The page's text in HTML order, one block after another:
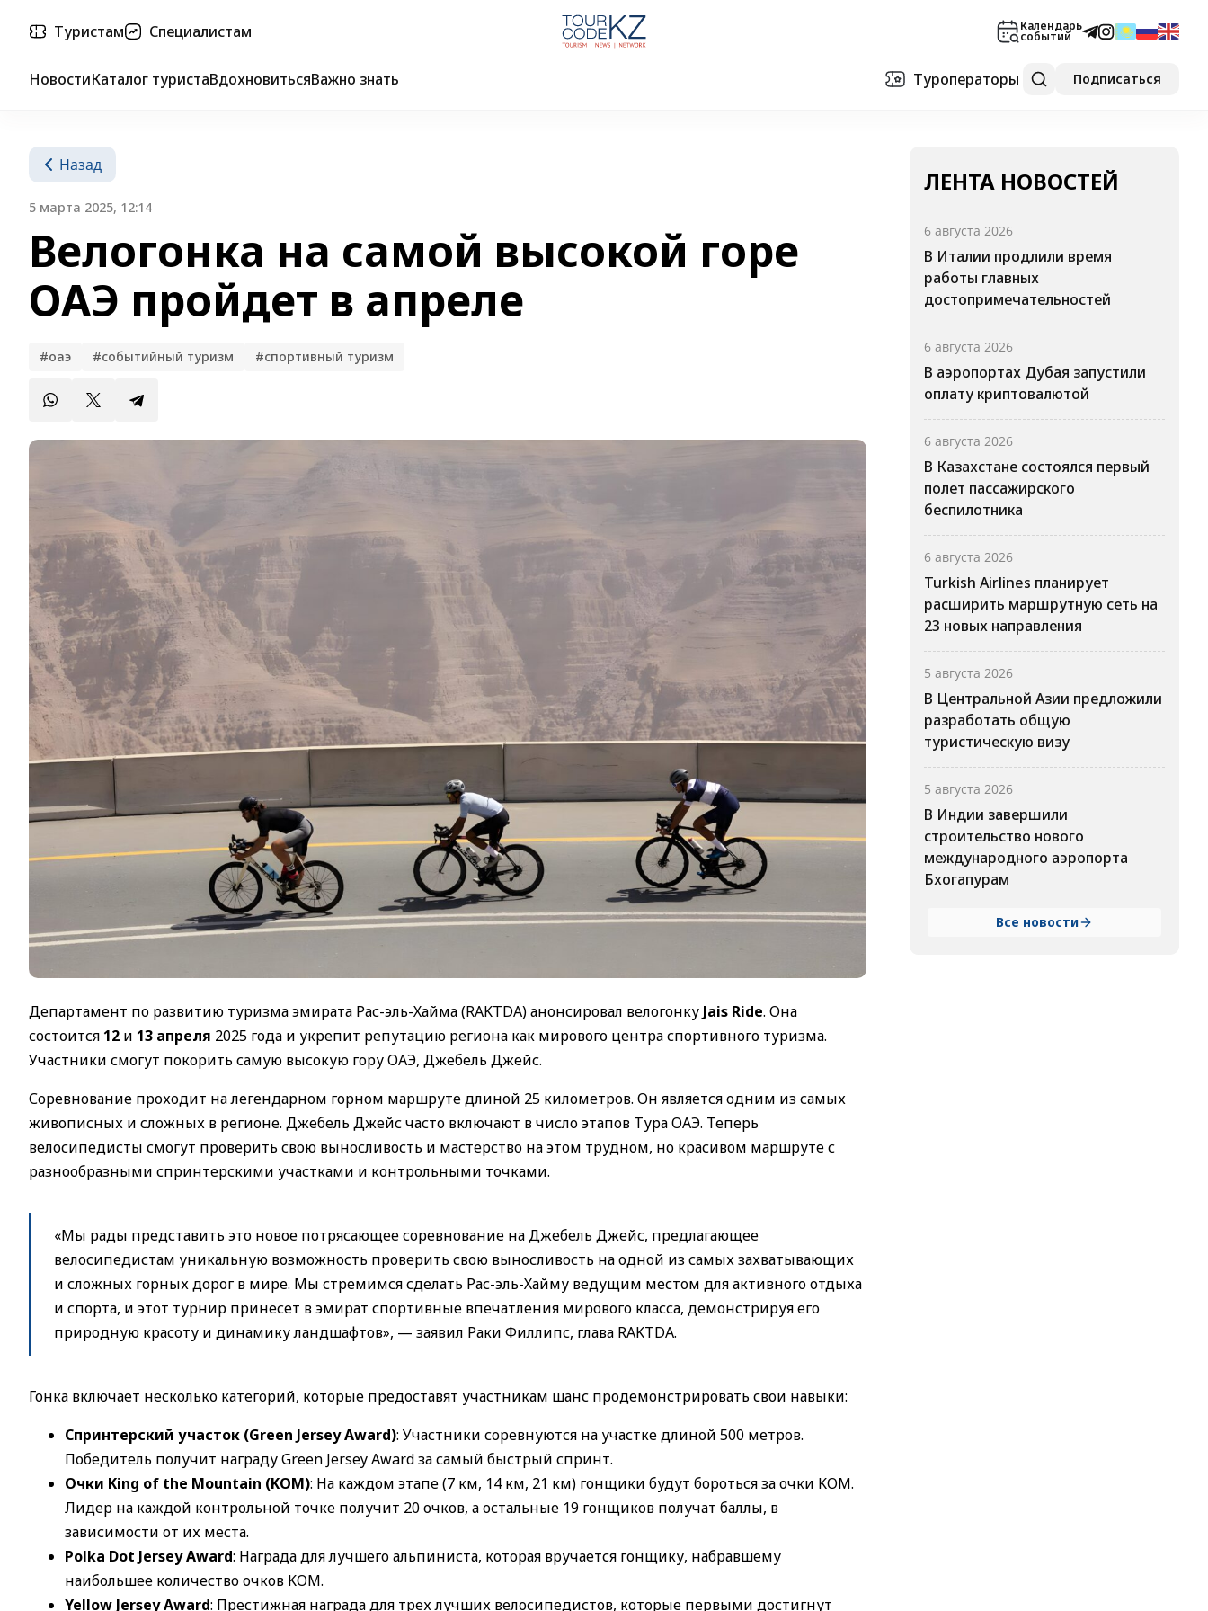
Туристам Специалистам Календарь
событий
НовостиКаталог туристаВдохновитьсяВажно знать Туроператоры Подписаться
Назад
5 марта 2025, 12:14
Велогонка на самой высокой горе
ОАЭ пройдет в апреле
#оаэ #событийный туризм #спортивный туризм
Департамент по развитию туризма эмирата Рас-эль-Хайма (RAKTDA) анонсировал велогонку Jais Ride. Она
состоится 12 и 13 апреля 2025 года и укрепит репутацию региона как мирового центра спортивного туризма.
Участники смогут покорить самую высокую гору ОАЭ, Джебель Джейс.
Соревнование проходит на легендарном горном маршруте длиной 25 километров. Он является одним из самых
живописных и сложных в регионе. Джебель Джейс часто включают в число этапов Тура ОАЭ. Теперь
велосипедисты смогут проверить свою выносливость и мастерство на этом трудном, но красивом маршруте с
разнообразными спринтерскими участками и контрольными точками.
«Мы рады представить это новое потрясающее соревнование на Джебель Джейс, предлагающее
велосипедистам уникальную возможность проверить свою выносливость на одной из самых захватывающих
и сложных горных дорог в мире. Мы стремимся сделать Рас-эль-Хайму ведущим местом для активного отдыха
и спорта, и этот турнир принесет в эмират спортивные впечатления мирового класса, демонстрируя его
природную красоту и динамику ландшафтов», — заявил Раки Филлипс, глава RAKTDA.
Гонка включает несколько категорий, которые предоставят участникам шанс продемонстрировать свои навыки:
Спринтерский участок (Green Jersey Award): Участники соревнуются на участке длиной 500 метров.
Победитель получит награду Green Jersey Award за самый быстрый спринт.
Очки King of the Mountain (KOM): На каждом этапе (7 км, 14 км, 21 км) гонщики будут бороться за очки KOM.
Лидер на каждой контрольной точке получит 20 очков, а остальные 19 гонщиков получат баллы, в
зависимости от их места.
Polka Dot Jersey Award: Награда для лучшего альпиниста, которая вручается гонщику, набравшему
наибольшее количество очков KOM.
Yellow Jersey Award: Престижная награда для трех лучших велосипедистов, которые первыми достигнут
ЛЕНТА НОВОСТЕЙ
6 августа 2026
В Италии продлили время
работы главных
достопримечательностей
6 августа 2026
В аэропортах Дубая запустили
оплату криптовалютой
6 августа 2026
В Казахстане состоялся первый
полет пассажирского
беспилотника
6 августа 2026
Turkish Airlines планирует
расширить маршрутную сеть на
23 новых направления
5 августа 2026
В Центральной Азии предложили
разработать общую
туристическую визу
5 августа 2026
В Индии завершили
строительство нового
международного аэропорта
Бхогапурам
Все новости